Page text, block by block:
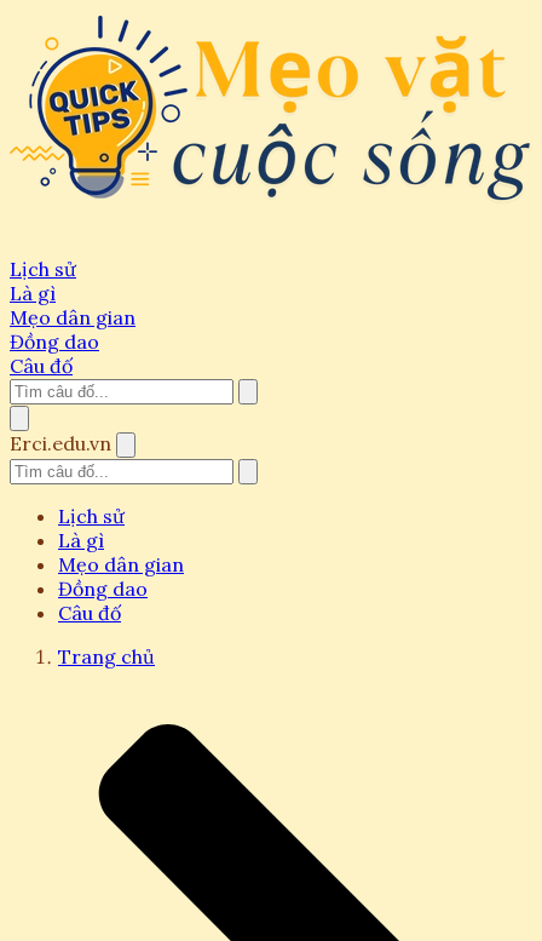
Lịch sử
Là gì
Mẹo dân gian
Đồng dao
Câu đố
Erci.edu.vn
Lịch sử
Là gì
Mẹo dân gian
Đồng dao
Câu đố
Trang chủ